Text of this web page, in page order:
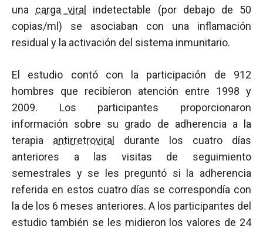
una carga viral
indetectable (por debajo de 50
copias/ml) se asociaban con una inflamación
residual y la activación del sistema inmunitario.
El estudio contó con la participación de 912
hombres que recibíeron atención entre 1998 y
2009. Los participantes proporcionaron
información sobre su grado de adherencia a la
terapia antirretroviral
durante los cuatro días
anteriores a las visitas de seguimiento
semestrales y se les preguntó si la adherencia
referida en estos cuatro días se correspondía con
la de los 6 meses anteriores. A los participantes del
estudio también se les midieron los valores de 24